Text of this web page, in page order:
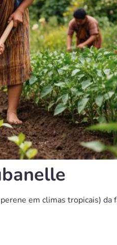
em climas tropicais) da